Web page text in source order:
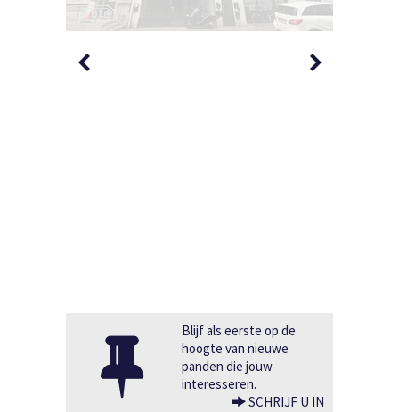
Foto 1/6
Blijf als eerste op de
hoogte van nieuwe
panden die jouw
interesseren.
SCHRIJF U IN